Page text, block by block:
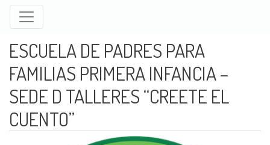
principal
ESCUELA DE PADRES PARA
FAMILIAS PRIMERA INFANCIA –
SEDE D TALLERES “CREETE EL
CUENTO”